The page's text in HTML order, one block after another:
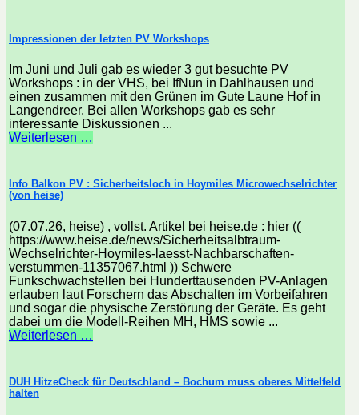
Impressionen der letzten PV Workshops
Im Juni und Juli gab es wieder 3 gut besuchte PV
Workshops : in der VHS, bei IfNun in Dahlhausen und
einen zusammen mit den Grünen im Gute Laune Hof in
Langendreer. Bei allen Workshops gab es sehr
interessante Diskussionen ...
Weiterlesen …
Info Balkon PV : Sicherheitsloch in Hoymiles Microwechselrichter
(von heise)
(07.07.26, heise) , vollst. Artikel bei heise.de : hier ((
https://www.heise.de/news/Sicherheitsalbtraum-
Wechselrichter-Hoymiles-laesst-Nachbarschaften-
verstummen-11357067.html )) Schwere
Funkschwachstellen bei Hunderttausenden PV-Anlagen
erlauben laut Forschern das Abschalten im Vorbeifahren
und sogar die physische Zerstörung der Geräte. Es geht
dabei um die Modell-Reihen MH, HMS sowie ...
Weiterlesen …
DUH HitzeCheck für Deutschland – Bochum muss oberes Mittelfeld
halten